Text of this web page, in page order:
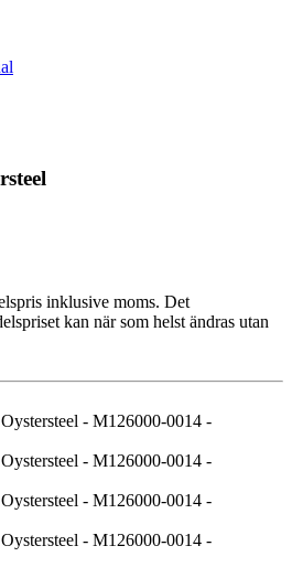
inklusive moms. Det
kan när som helst ändras utan